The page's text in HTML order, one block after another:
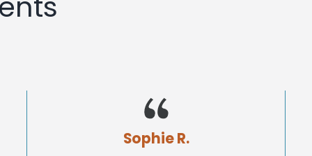
Marc L.